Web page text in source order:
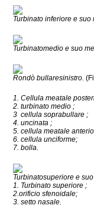
Turbinato inferiore e suo
Turbinatomedio e suo
Rondò bullaresinistro.
1. Cellula meatale
2. turbinato medio ;
3 cellula soprabullare ;
4. uncinata ;
5. cellula meatale
6. cellula unciforme;
7. bolla.
Turbinatosuperiore e
1. Turbinato superiore ;
2.orificio sfenoidale;
3. setto nasale.